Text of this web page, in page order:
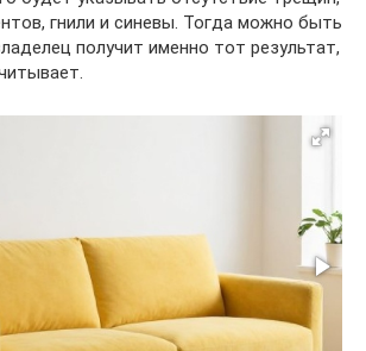
гнили и синевы. Тогда можно быть
получит именно тот результат,